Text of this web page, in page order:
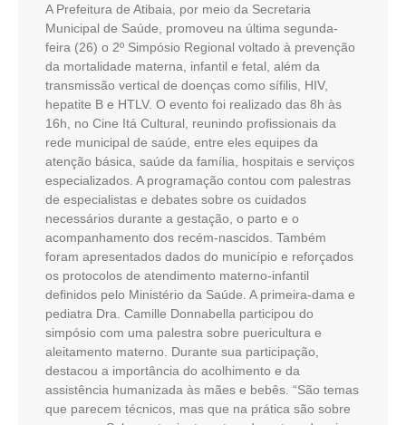
A Prefeitura de Atibaia, por meio da Secretaria
Municipal de Saúde, promoveu na última segunda-
feira (26) o 2º Simpósio Regional voltado à prevenção
da mortalidade materna, infantil e fetal, além da
transmissão vertical de doenças como sífilis, HIV,
hepatite B e HTLV. O evento foi realizado das 8h às
16h, no Cine Itá Cultural, reunindo profissionais da
rede municipal de saúde, entre eles equipes da
atenção básica, saúde da família, hospitais e serviços
especializados. A programação contou com palestras
de especialistas e debates sobre os cuidados
necessários durante a gestação, o parto e o
acompanhamento dos recém-nascidos. Também
foram apresentados dados do município e reforçados
os protocolos de atendimento materno-infantil
definidos pelo Ministério da Saúde. A primeira-dama e
pediatra Dra. Camille Donnabella participou do
simpósio com uma palestra sobre puericultura e
aleitamento materno. Durante sua participação,
destacou a importância do acolhimento e da
assistência humanizada às mães e bebês. “São temas
que parecem técnicos, mas que na prática são sobre